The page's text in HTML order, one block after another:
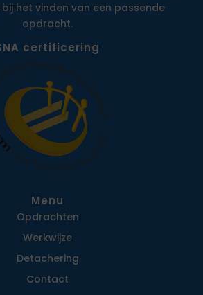
het vinden van een passende
opdracht.
certificering
Menu
Opdrachten
Werkwijze
Detachering
Contact